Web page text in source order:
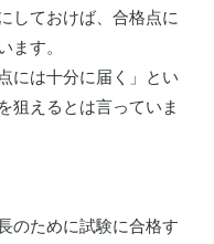
しておけば、合格点に
ます。
には十分に届く」とい
狙えるとは言っていま
のために試験に合格す